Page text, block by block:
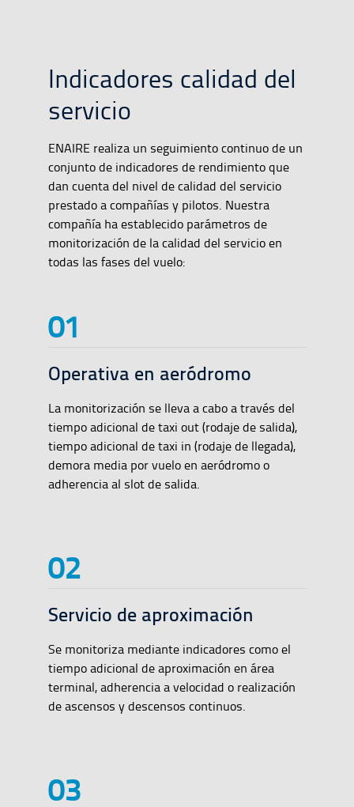
Indicadores calidad del
servicio
ENAIRE realiza un seguimiento continuo de un
conjunto de indicadores de rendimiento que
dan cuenta del nivel de calidad del servicio
prestado a compañías y pilotos. Nuestra
compañía ha establecido parámetros de
monitorización de la calidad del servicio en
todas las fases del vuelo:
Operativa en aeródromo
La monitorización se lleva a cabo a través del
tiempo adicional de taxi out (rodaje de salida),
tiempo adicional de taxi in (rodaje de llegada),
demora media por vuelo en aeródromo o
adherencia al slot de salida.
Servicio de aproximación
Se monitoriza mediante indicadores como el
tiempo adicional de aproximación en área
terminal, adherencia a velocidad o realización
de ascensos y descensos continuos.